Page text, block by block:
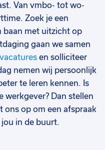
Van vmbo- tot wo-
Zoek je een
baan met uitzicht op
gaan we samen
en solliciteer
nemen wij persoonlijk
te leren kennen. Is
werkgever? Dan stellen
ons op om een afspraak
in de buurt.